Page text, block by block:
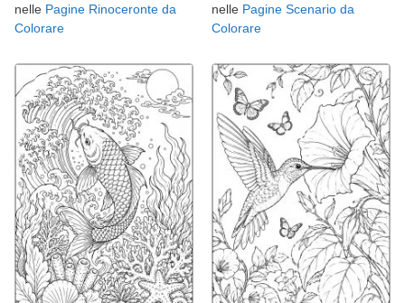
nelle Pagine Rinoceronte da
Colorare
nelle Pagine Scenario da
Colorare